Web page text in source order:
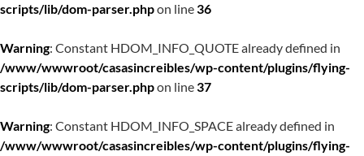
scripts/lib/dom-parser.phpon line36
Warning: Constant HDOM_INFO_QUOTE already defined in
/www/wwwroot/casasincreibles/wp-content/plugins/flying-
scripts/lib/dom-parser.phpon line37
Warning: Constant HDOM_INFO_SPACE already defined in
/www/wwwroot/casasincreibles/wp-content/plugins/flying-